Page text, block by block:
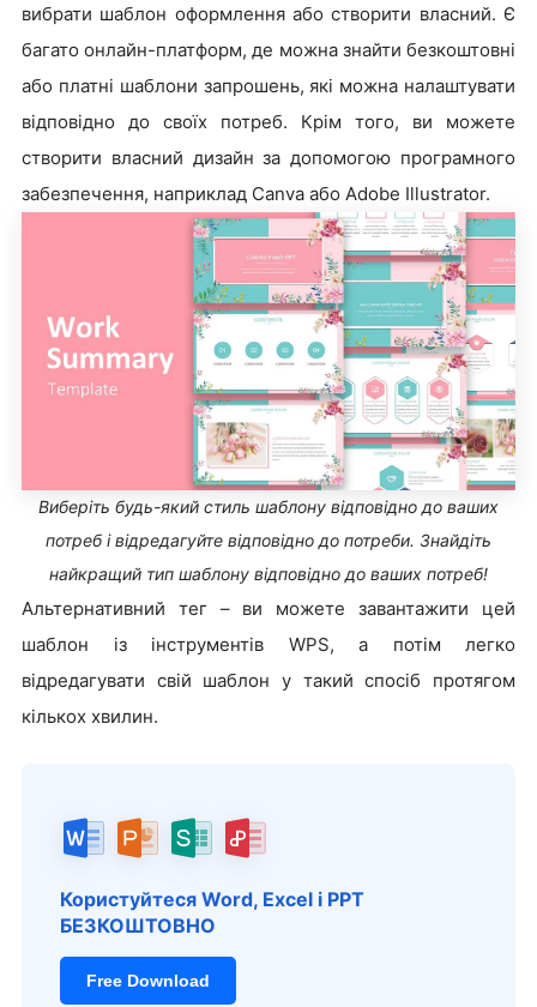
вибрати шаблон оформлення або створити власний. Є
багато онлайн-платформ, де можна знайти безкоштовні
або платні шаблони запрошень, які можна налаштувати
відповідно до своїх потреб. Крім того, ви можете
створити власний дизайн за допомогою програмного
забезпечення, наприклад Canva або Adobe Illustrator.
Виберіть будь-який стиль шаблону відповідно до ваших
потреб і відредагуйте відповідно до потреби. Знайдіть
найкращий тип шаблону відповідно до ваших потреб!
Альтернативний тег – ви можете завантажити цей
шаблон із інструментів WPS, а потім легко
відредагувати свій шаблон у такий спосіб протягом
кількох хвилин.
Користуйтеся Word, Excel і PPT
БЕЗКОШТОВНО
Free Download